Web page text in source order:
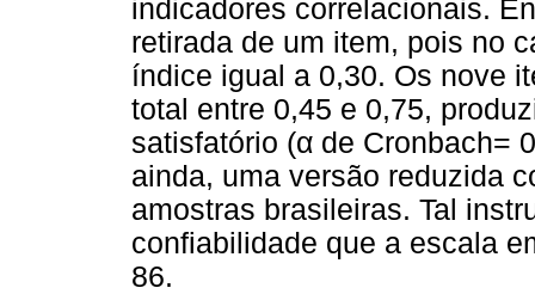
indicadores correlacionais.
retirada de um item, pois no
índice igual a 0,30. Os nove
total entre 0,45 e 0,75,
satisfatório (α de Cronbach=
ainda, uma versão reduzida
amostras brasileiras. Tal
confiabilidade que a escala
86.